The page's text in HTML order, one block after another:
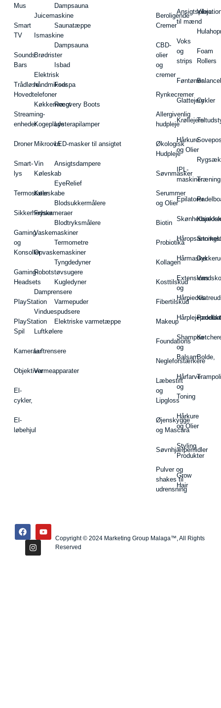
Mus
Smart
TV
Sounds
Bars
Trådløse
Hovedtelefoner
Streaming-
enheder
Droner
Smart-
lys
Termostater
Sikkerhedskameraer
Gaming
og
Konsoller
Gaming-
Headsets
PlayStation
PlayStation
Spil
Kameraer
Objektiver
El-
cykler,
El-
løbehjul
Juicemaskine
Ismaskine
Brødrister
Elektrisk
håndmikser
Køkkenvægt
Kogeplade
Mikroovn
Vin
Køleskab
Køleskabe
Fryser
Vaskemaskiner
Opvaskemaskiner
Robotstøvsugere
Damprensere
Vinduespudsere
Luftkølere
Luftrensere
Varmeapparater
Dampsauna
Saunatæppe
Dampsauna
Isbad
Fodspa
Recovery Boots
Lysterapilamper
LED-masker til ansigtet
Ansigtsdampere
EyeRelief
Blodsukkermålere
Blodtryksmålere
Termometre
Tyngdedyner
Kugledyner
Varmepuder
Elektriske varmetæppe
Beroligende
Cremer
CBD-
olier
og
cremer
Rynkecremer
Allergivenlig
hudpleje
Økologisk
Hudpleje
Søvnmasker
Serummer
og Olier
Biotin
Probiotika
Kollagen
Kosttilskud
Fibertilskud
Makeup
Foundations
Negleforstærkere
Læbestift
og
Lipgloss
Øjenskygge
og Mascara
Søvnhjælpemidler
Pulver og
shakes til
udrensning
Ansigtspleje
til mænd
Voks
og
strips
Føntørrer
Glattejern
Krøllejern
Hårkure
og Olier
IPL-
maskiner
Epilatorer
Hårmasker
Extensions
og
Hårpieces
Shampoo
og
Balsam
Hårfarve
og
Toning
Hårkure
og Olier
Styling
Produkter
Grow
Hair
Foam
Rollers
Cykler
Vandsko
Bolde,
Copyright © 2024 Marketing Group Malaga™, All Rights
Reserved